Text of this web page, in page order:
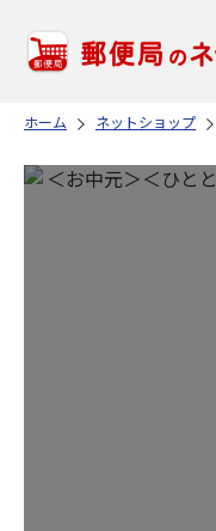
ホーム ネットショップ